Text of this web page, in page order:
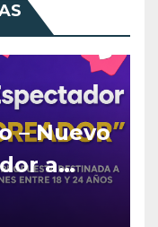
– Nuevo
a